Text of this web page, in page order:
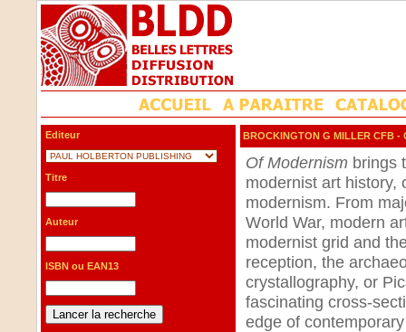
Editeur
Titre
Auteur
ISBN ou EAN13
BROCKINGTON G MILLER CFB -
Of Modernism brings
modernist art history,
modernism. From
World War, modern
modernist grid and
reception, the
crystallography, or
fascinating cross-
edge of